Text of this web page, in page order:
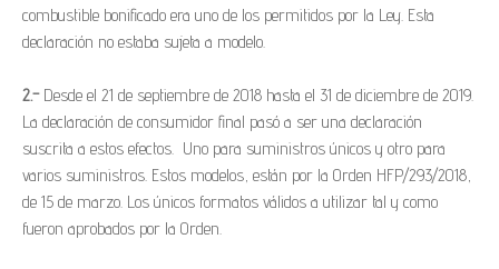
combustible bonificado era uno de los permitidos por la Ley. Esta
declaración no estaba sujeta a modelo.
2.-Desde el 21 de septiembre de 2018 hasta el 31 de diciembre de 2019.
La declaración de consumidor final pasó a ser una declaración
suscrita a estos efectos. Uno para suministros únicos y otro para
varios suministros. Estos modelos, están por la Orden HFP/293/2018,
de 15 de marzo. Los únicos formatos válidos a utilizar tal y como
fueron aprobados por la Orden.